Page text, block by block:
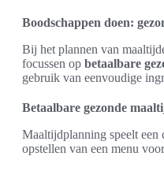
Boodschappen doen:
Bij het plannen van
focussen op betaalbare
gebruik van eenvoudige
Betaalbare gezonde
Maaltijdplanning speelt een
opstellen van een menu